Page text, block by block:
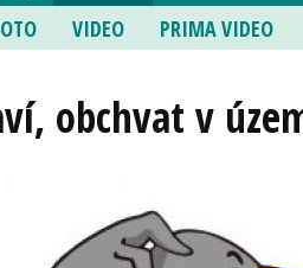
VIDEO PRIMA VIDEO
obchvat v